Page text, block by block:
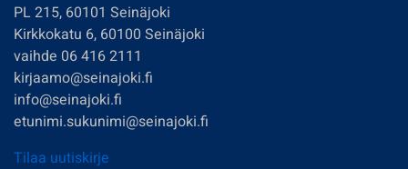
PL 215, 60101 Seinäjoki
Kirkkokatu 6, 60100 Seinäjoki
vaihde 06 416 2111
kirjaamo@seinajoki.fi
info@seinajoki.fi
etunimi.sukunimi@seinajoki.fi
Tilaa uutiskirje